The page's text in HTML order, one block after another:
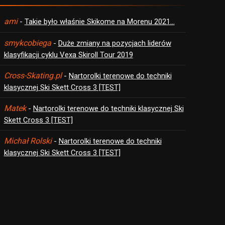
ami- Takie było właśnie Skikome na Morenu 2021…
smykcobiega- Duże zmiany na pozycjach liderów
klasyfikacji cyklu Vexa Skiroll Tour 2019
Cross-Skating.pl- Nartorolki terenowe do techniki
klasycznej Ski Skett Cross 3 [TEST]
Matek- Nartorolki terenowe do techniki klasycznej Ski
Skett Cross 3 [TEST]
Michał Rolski- Nartorolki terenowe do techniki
klasycznej Ski Skett Cross 3 [TEST]